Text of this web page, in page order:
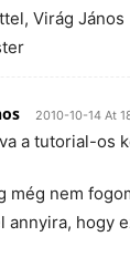
Virág János
2010-10-14 At
a tutorial-os
még nem
annyira, hogy